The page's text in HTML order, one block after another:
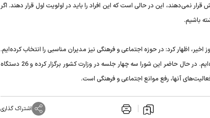
نمی‌دهند، این در حالی است که این افراد را باید در اولویت اول قرار دهند. اگر
باشیم.
ایسنا، رحمانی فضلی در پایان درباره اقدامات صورت گرفته در 100 روز اخیر، اظهار کرد: در حوزه اجتماعی و فرهنگی نیز مدیران مناسبی را انتخاب کرده‌ایم.
شورای اجتماعی نیز که مصوب شورای عالی انقلاب فرهنگی است را فعال کرده‌ایم. در حال حاضر این شورا سه چهار جلسه در وزارت کشور برگزار کرده و 26 دستگاه
آنها، رفع موانع اجتماعی و فرهنگی است.
اشتراک گذاری